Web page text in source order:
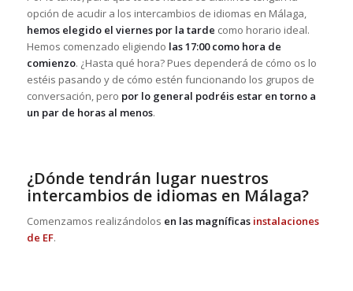
opción de acudir a los intercambios de idiomas en Málaga,
hemos elegido el viernes por la tarde como horario ideal.
Hemos comenzado eligiendo las 17:00 como hora de
comienzo. ¿Hasta qué hora? Pues dependerá de cómo os lo
estéis pasando y de cómo estén funcionando los grupos de
conversación, pero por lo general podréis estar en torno a
un par de horas al menos.
¿Dónde tendrán lugar nuestros
intercambios de idiomas en Málaga?
Comenzamos realizándolos en las magníficas instalaciones
de EF.